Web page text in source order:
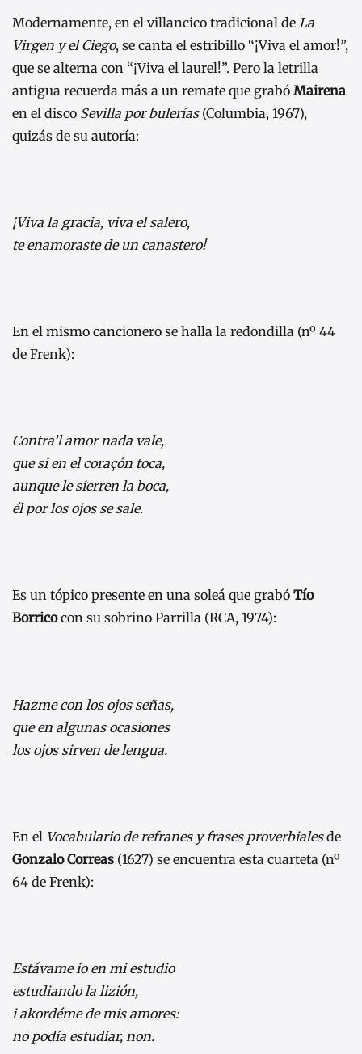
Modernamente, en el villancico tradicional de La
Virgen y el Ciego, se canta el estribillo “¡Viva el amor!”,
que se alterna con “¡Viva el laurel!”. Pero la letrilla
antigua recuerda más a un remate que grabó Mairena
en el disco Sevilla por bulerías(Columbia, 1967),
quizás de su autoría:
¡Viva la gracia, viva el salero,
te enamoraste de un canastero!
En el mismo cancionero se halla la redondilla (nº 44
de Frenk):
Contra’l amor nada vale,
que si en el coraçón toca,
aunque le sierren la boca,
él por los ojos se sale.
Es un tópico presente en una soleá que grabó Tío
Borricocon su sobrino Parrilla (RCA, 1974):
Hazme con los ojos señas,
que en algunas ocasiones
los ojos sirven de lengua.
En el Vocabulario de refranes y frases proverbialesde
Gonzalo Correas (1627) se encuentra esta cuarteta (nº
64 de Frenk):
Estávame io en mi estudio
estudiando la lizión,
i akordéme de mis amores:
no podía estudiar, non.